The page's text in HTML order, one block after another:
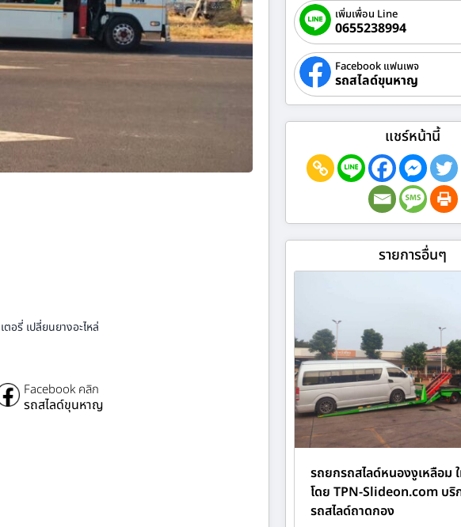
อรี่ เปลี่ยนยางอะไหล่
Facebook คลิก
รถสไลด์ขุนหาญ
เพิ่มเพื่อน Line
0655238994
Facebook แฟนเพจ
รถสไลด์ขุนหาญ
แชร์หน้านี้
รายการอื่นๆ
รถยกรถสไลด์หนองงูเหลือม
โดย TPN-Slideon.com บริ
รถสไลด์ถาดกอง